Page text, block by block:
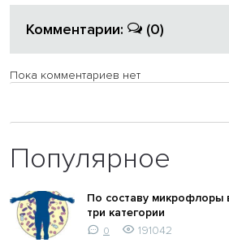
Комментарии: (0)
Пока комментариев нет
Популярное
По составу микрофлоры
три категории
0
191042